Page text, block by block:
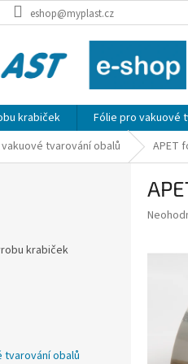
eshop@myplast.cz
krabiček Fólie pro vakuové
tvarování obalů APET
krabiček
tvarování obalů